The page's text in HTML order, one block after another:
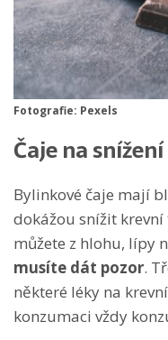
Fotografie: Pexels
Čaje na
Bylinkové čaje mají
dokážou snížit
můžete z hlohu, lípy
musíte dát pozor.
některé léky na
konzumaci vždy